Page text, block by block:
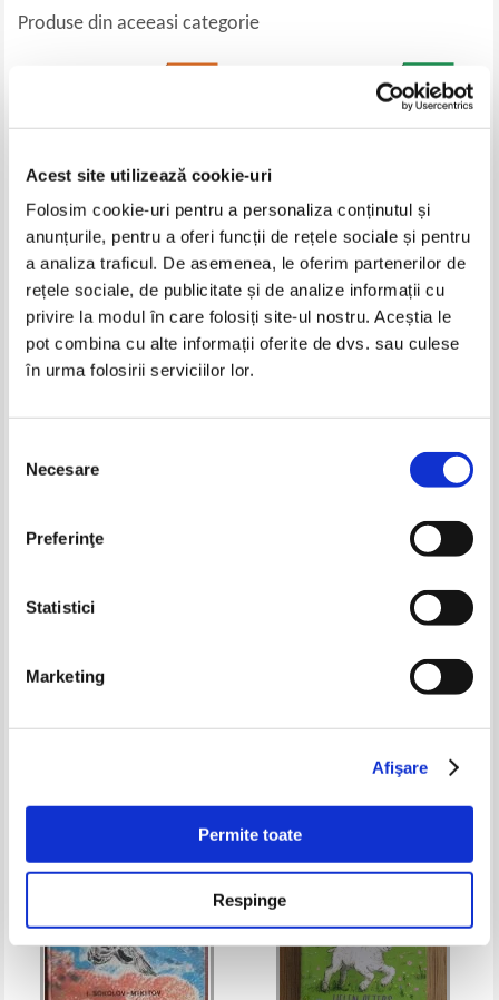
Acest site utilizează cookie-uri
Folosim cookie-uri pentru a personaliza conținutul și
anunțurile, pentru a oferi funcții de rețele sociale și pentru
a analiza traficul. De asemenea, le oferim partenerilor de
rețele sociale, de publicitate și de analize informații cu
privire la modul în care folosiți site-ul nostru. Aceștia le
pot combina cu alte informații oferite de dvs. sau culese
în urma folosirii serviciilor lor.
consimțământului
Necesare
Preferinţe
Statistici
Marketing
Afişare
Permite toate
Respinge
Produse din aceeasi categorie
Lincoln Peirce - Marele Nate.
Pret:32,00Lei 12,80 Lei
Adaugă în coș
Eusebiu Camilar - Povestiri
Pret: 10,00 Lei
Lyman Frank Baum - Vrajitorul
Pret:16,00Lei 11,20 Lei
Gottfried August Burger -
Pret:14,00 Lei